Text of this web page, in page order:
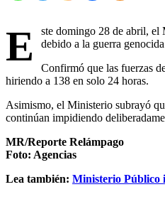
E
ste domingo 28 de abril, el
debido a la guerra
Confirmó que las fuerzas
hiriendo a 138 en solo 24 horas.
Asimismo, el Ministerio subrayó
continúan impidiendo
MR/Reporte Relámpago
Foto: Agencias
Lea también: Ministerio Público